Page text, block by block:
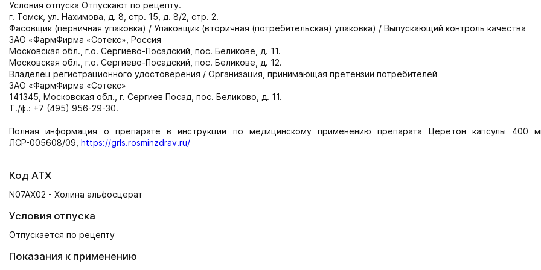
Условия отпуска Отпускают по рецепту.
г. Томск, ул. Нахимова, д. 8, стр. 15, д. 8/2, стр. 2.
Фасовщик (первичная упаковка) / Упаковщик (вторичная (потребительская) упаковка) / Выпускающий контроль качества
ЗАО «ФармФирма «Сотекс», Россия
Московская обл., г.о. Сергиево-Посадский, пос. Беликове, д. 11.
Московская обл., г.о. Сергиево-Посадский, пос. Беликове, д. 12.
Владелец регистрационного удостоверения / Организация, принимающая претензии потребителей
ЗАО «ФармФирма «Сотекс»
141345, Московская обл., г. Сергиев Посад, пос. Беликово, д. 11.
Т./ф.: +7 (495) 956-29-30.
Полная информация о препарате в инструкции по медицинскому применению препарата Церетон капсулы 400
ЛСР-005608/09, https://grls.rosminzdrav.ru/
Код АТХ
N07AX02 - Холина альфосцерат
Условия отпуска
Отпускается по рецепту
Показания к применению